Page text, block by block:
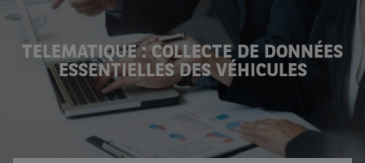
TELEMATIQUE : COLLECTE DE DONNÉES
ESSENTIELLES DES VÉHICULES
Voiture D'occasion
À Propos D’Arval
Conducteurs